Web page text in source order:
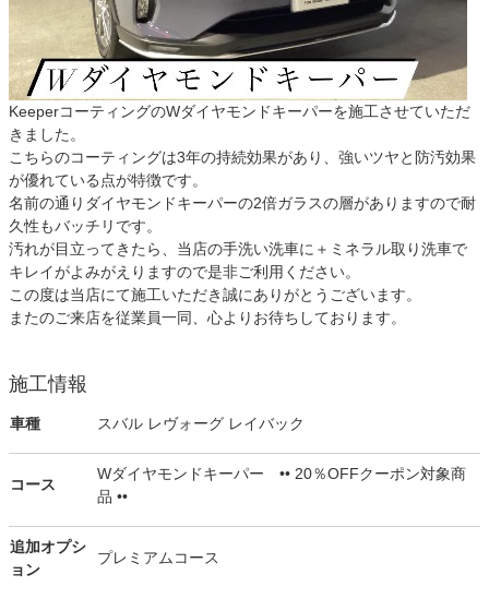
KeeperコーティングのWダイヤモンドキーパーを施工させていただ
きました。
こちらのコーティングは3年の持続効果があり、強いツヤと防汚効果
が優れている点が特徴です。
名前の通りダイヤモンドキーパーの2倍ガラスの層がありますので耐
久性もバッチリです。
汚れが目立ってきたら、当店の手洗い洗車に＋ミネラル取り洗車で
キレイがよみがえりますので是非ご利用ください。
この度は当店にて施工いただき誠にありがとうございます。
またのご来店を従業員一同、心よりお待ちしております。
施工情報
車種 スバル レヴォーグ レイバック
コース
Wダイヤモンドキーパー •• 20％OFFクーポン対象商
品 ••
追加オプシ
ョン
プレミアムコース